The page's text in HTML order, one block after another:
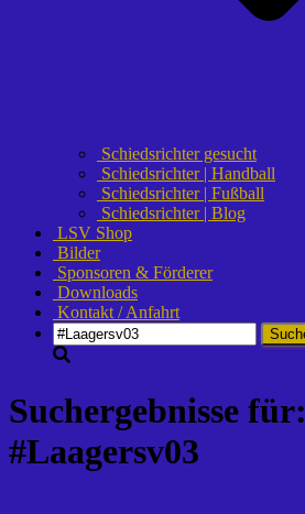
Schiedsrichter gesucht
Schiedsrichter | Handball
Schiedsrichter | Fußball
Schiedsrichter | Blog
LSV Shop
Bilder
Sponsoren & Förderer
Downloads
Kontakt / Anfahrt
Suchen
nach:
Suchergebnisse für:
#Laagersv03